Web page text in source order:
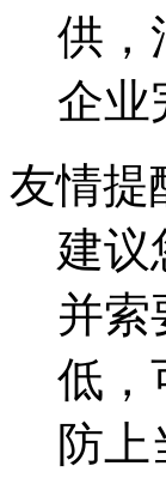
供，
企业
友情提
建议
并索
低，
防上